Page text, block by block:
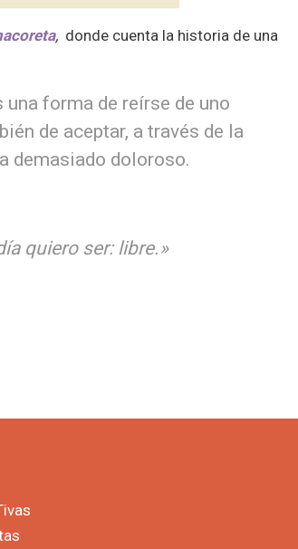
, donde cuenta la historia de una
forma de reírse de uno
de aceptar, a través de la
demasiado doloroso.
quiero ser: libre.»